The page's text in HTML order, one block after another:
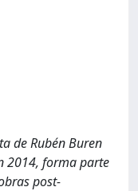
de Rubén Buren
2014, forma parte
post-